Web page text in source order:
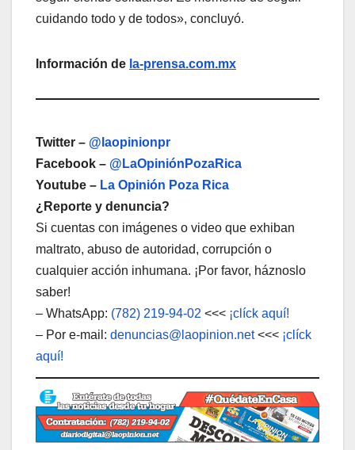
cuidando todo y de todos», concluyó.
Información de la-prensa.com.mx
Twitter – @laopinionpr
Facebook – @LaOpiniónPozaRica
Youtube – La Opinión Poza Rica
¿Reporte y denuncia?
Si cuentas con imágenes o video que exhiban
maltrato, abuso de autoridad, corrupción o
cualquier acción inhumana. ¡Por favor, háznoslo
saber!
– WhatsApp: (782) 219-94-02 <<< ¡clíck aquí!
– Por e-mail: denuncias@laopinion.net<<< ¡clíck
aquí!